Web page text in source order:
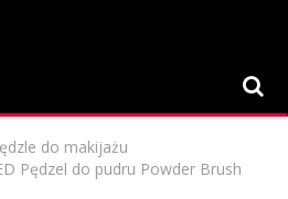
do makijażu
Pędzel do pudru Powder Brush